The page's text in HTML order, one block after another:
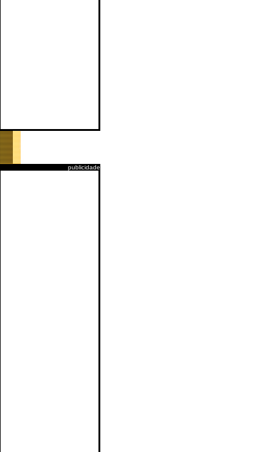
publicidade